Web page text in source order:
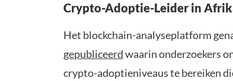
Crypto-Adoptie-Leider in
Het blockchain-analyseplatform
gepubliceerdwaarin onderzoekers
crypto-adoptieniveaus te bereiken